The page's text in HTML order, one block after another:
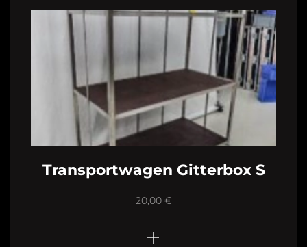
Transportwagen Gitterbox S
20,00 €